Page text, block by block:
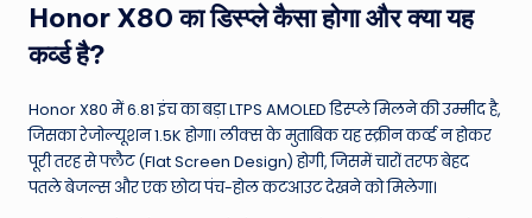
Honor X80 का डिस्प्ले कैसा होगा और क्या यह
कर्व्ड है?
Honor X80 में 6.81 इंच का बड़ा LTPS AMOLED डिस्प्ले मिलने की उम्मीद है,
जिसका रेजोल्यूशन 1.5K होगा। लीक्स के मुताबिक यह स्क्रीन कर्व्ड न होकर
पूरी तरह से फ्लैट (Flat Screen Design) होगी, जिसमें चारों तरफ बेहद
पतले बेजल्स और एक छोटा पंच-होल कटआउट देखने को मिलेगा।